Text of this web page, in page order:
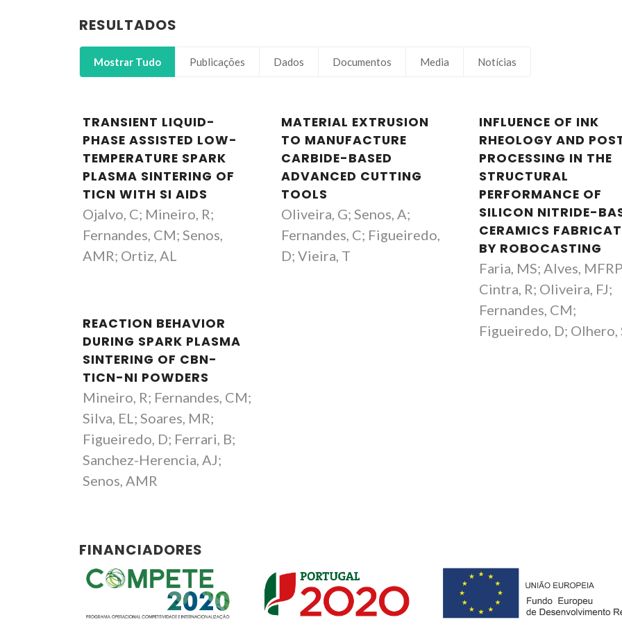
Oliveira Rui Ramos Ferreira e Silva
Professor Auxiliar
RESULTADOS
Mostrar Tudo Publicações Dados Documentos Media Notícias
TRANSIENT LIQUID-
PHASE ASSISTED LOW-
TEMPERATURE SPARK
PLASMA SINTERING OF
TICN WITH SI AIDS
Ojalvo, C; Mineiro, R;
Fernandes, CM; Senos,
AMR; Ortiz, AL
MATERIAL EXTRUSION
TO MANUFACTURE
CARBIDE-BASED
ADVANCED CUTTING
TOOLS
Oliveira, G; Senos, A;
Fernandes, C; Figueiredo,
D; Vieira, T
INFLUENCE OF INK
RHEOLOGY AND
PROCESSING IN THE
STRUCTURAL
PERFORMANCE OF
SILICON NITRIDE-
CERAMICS
BY ROBOCASTING
Faria, MS; Alves,
Cintra, R; Oliveira, FJ;
Fernandes, CM;
Figueiredo, D; Olhero,
REACTION BEHAVIOR
DURING SPARK PLASMA
SINTERING OF CBN-
TICN-NI POWDERS
Mineiro, R; Fernandes, CM;
Silva, EL; Soares, MR;
Figueiredo, D; Ferrari, B;
Sanchez-Herencia, AJ;
Senos, AMR
FINANCIADORES